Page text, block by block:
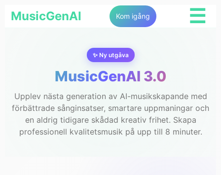
MusicGenAI Kom igång ☰
✨ Ny utgåva
MusicGenAI 3.0
Upplev nästa generation av AI-musikskapande med
förbättrade sånginsatser, smartare uppmaningar och
en aldrig tidigare skådad kreativ frihet. Skapa
professionell kvalitetsmusik på upp till 8 minuter.